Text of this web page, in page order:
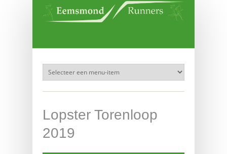
Overslaan en naar de inhoud gaan
Lopster Torenloop
2019